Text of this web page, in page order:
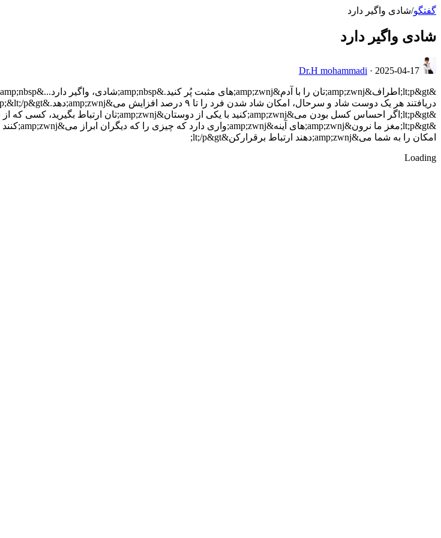
گفتگو/شادی واگیر دارد
شادی واگیر دارد
Dr.H mohammadi · 2025-04-17
دریافتند هر یک دوست شاد و سرحال، امکان شاد شدن فرد را تا ۹ درصد افزایش می&amp;zwnj;دهد.&amp;nbsp;&lt;/p&gt;
&lt;p&gt;اگر احساس کسل بودن می&amp;zwnj;کنید با یکی از دوستان&amp;zwnj;تان ارتباط بگیرید، کسی که از شما خوش بین&amp;zwnj;تر باشد.&amp;nbsp;&lt;/p&gt;
امکان را به شما می&amp;zwnj;دهند ارتباط برقرارکن&lt;/p&gt;
Loading